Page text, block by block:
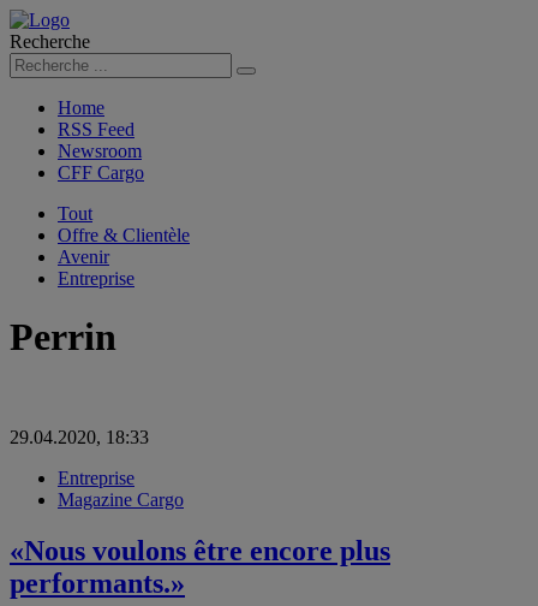
Recherche
Rechercher
Home
RSS Feed
Newsroom
CFF Cargo
Tout
Offre & Clientèle
Avenir
Entreprise
Perrin
29.04.2020, 18:33
Entreprise
Magazine Cargo
«Nous voulons être encore plus
performants.»